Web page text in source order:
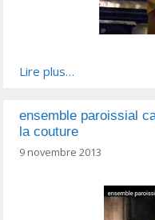
Lire plus…
ensemble paroissial
la couture
9 novembre 2013